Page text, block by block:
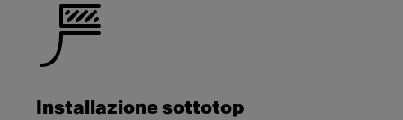
Installazione sottotop